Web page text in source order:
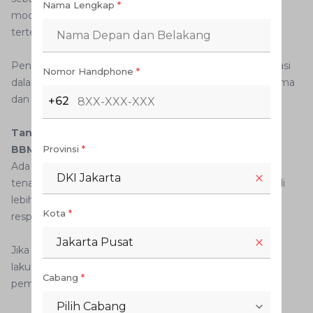
modern dirancang berdasarkan spesifikasi bahan bakar
tertentu agar mampu bekerja secara optimal.
Penggunaan bahan bakar yang tidak sesuai rekomendasi
dalam jangka panjang berpotensi memengaruhi performa
dan efisiensi kendaraan.
Tanda Mesin Mulai Tidak Cocok dengan Campuran
BBM
Ada beberapa gejala yang perlu diperhatikan, seperti
tenaga mesin terasa berkurang, konsumsi BBM menjadi
lebih boros, suara knocking, atau mesin terasa kurang
responsif.
Jika gejala tersebut muncul secara berulang, sebaiknya
lakukan pemeriksaan untuk memastikan kondisi sistem
pembakaran tetap optimal.
Nama Lengkap *
Nomor Handphone *
+62
Provinsi *
DKI Jakarta
Kota *
Jakarta Pusat
Cabang *
Pilih Cabang